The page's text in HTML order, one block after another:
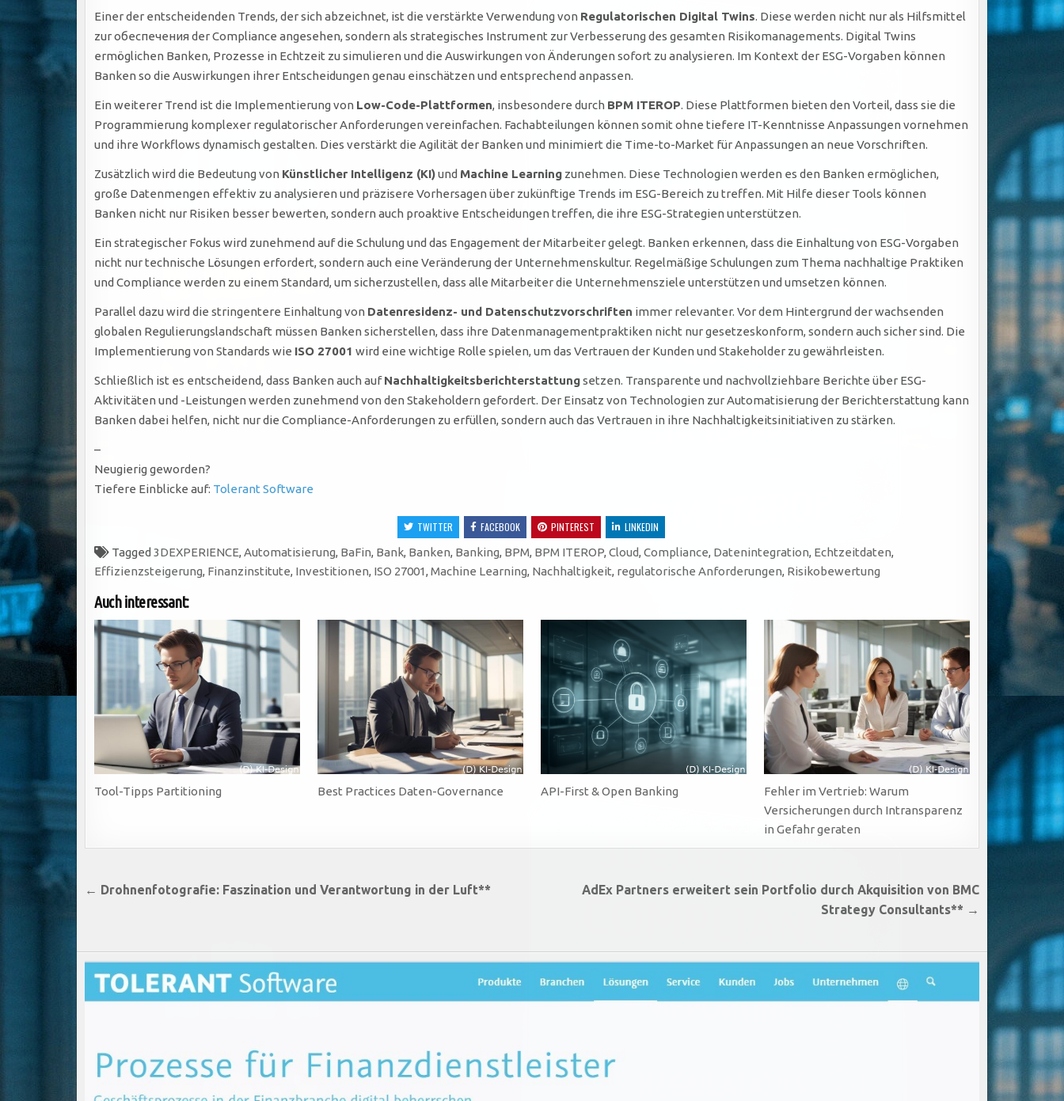
Einer der entscheidenden Trends, der sich abzeichnet, ist die verstärkte Verwendung von Regulatorischen Digital Twins. Diese werden nicht nur als Hilfsmittel
zur обеспечения der Compliance angesehen, sondern als strategisches Instrument zur Verbesserung des gesamten Risikomanagements. Digital Twins
ermöglichen Banken, Prozesse in Echtzeit zu simulieren und die Auswirkungen von Änderungen sofort zu analysieren. Im Kontext der ESG-Vorgaben können
Banken so die Auswirkungen ihrer Entscheidungen genau einschätzen und entsprechend anpassen.
Ein weiterer Trend ist die Implementierung von Low-Code-Plattformen, insbesondere durch BPM ITEROP. Diese Plattformen bieten den Vorteil, dass sie die
Programmierung komplexer regulatorischer Anforderungen vereinfachen. Fachabteilungen können somit ohne tiefere IT-Kenntnisse Anpassungen vornehmen
und ihre Workflows dynamisch gestalten. Dies verstärkt die Agilität der Banken und minimiert die Time-to-Market für Anpassungen an neue Vorschriften.
Zusätzlich wird die Bedeutung von Künstlicher Intelligenz (KI)und Machine Learning zunehmen. Diese Technologien werden es den Banken ermöglichen,
große Datenmengen effektiv zu analysieren und präzisere Vorhersagen über zukünftige Trends im ESG-Bereich zu treffen. Mit Hilfe dieser Tools können
Banken nicht nur Risiken besser bewerten, sondern auch proaktive Entscheidungen treffen, die ihre ESG-Strategien unterstützen.
Ein strategischer Fokus wird zunehmend auf die Schulung und das Engagement der Mitarbeiter gelegt. Banken erkennen, dass die Einhaltung von ESG-Vorgaben
nicht nur technische Lösungen erfordert, sondern auch eine Veränderung der Unternehmenskultur. Regelmäßige Schulungen zum Thema nachhaltige Praktiken
und Compliance werden zu einem Standard, um sicherzustellen, dass alle Mitarbeiter die Unternehmensziele unterstützen und umsetzen können.
Parallel dazu wird die stringentere Einhaltung von Datenresidenz- und Datenschutzvorschriften immer relevanter. Vor dem Hintergrund der wachsenden
globalen Regulierungslandschaft müssen Banken sicherstellen, dass ihre Datenmanagementpraktiken nicht nur gesetzeskonform, sondern auch sicher sind. Die
Implementierung von Standards wie ISO 27001 wird eine wichtige Rolle spielen, um das Vertrauen der Kunden und Stakeholder zu gewährleisten.
Schließlich ist es entscheidend, dass Banken auch aufNachhaltigkeitsberichterstattungsetzen. Transparente und nachvollziehbare Berichte über ESG-
Aktivitäten und -Leistungen werden zunehmend von den Stakeholdern gefordert. Der Einsatz von Technologien zur Automatisierung der Berichterstattung kann
Banken dabei helfen, nicht nur die Compliance-Anforderungen zu erfüllen, sondern auch das Vertrauen in ihre Nachhaltigkeitsinitiativen zu stärken.
–
Neugierig geworden?
Tiefere Einblicke auf: Tolerant Software
TWITTER FACEBOOK PINTEREST
LINKEDIN
Tagged 3DEXPERIENCE, Automatisierung, BaFin, Bank, Banken, Banking, BPM, BPM ITEROP, Cloud, Compliance, Datenintegration, Echtzeitdaten,
Effizienzsteigerung, Finanzinstitute, Investitionen, ISO 27001, Machine Learning, Nachhaltigkeit, regulatorische Anforderungen, Risikobewertung
Auch interessant:
Tool-Tipps Partitioning Best Practices Daten-Governance API-First & Open Banking
Fehler im Vertrieb: Warum
Versicherungen durch Intransparenz
in Gefahr geraten
Beitragsnavigation
AdEx Partners erweitert sein Portfolio durch Akquisition von BMC
Strategy Consultants** →
← Drohnenfotografie: Faszination und Verantwortung in der Luft**